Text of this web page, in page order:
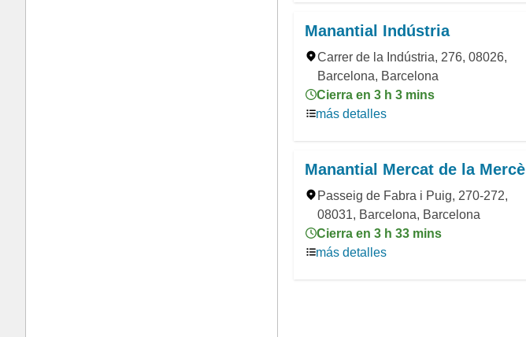
Manantial Indústria
Carrer de la Indústria, 276, 08026,
Barcelona, Barcelona
Cierra en 3 h 3 mins
más detalles
Manantial Mercat de la Mercè
Passeig de Fabra i Puig, 270-272,
08031, Barcelona, Barcelona
Cierra en 3 h 33 mins
más detalles